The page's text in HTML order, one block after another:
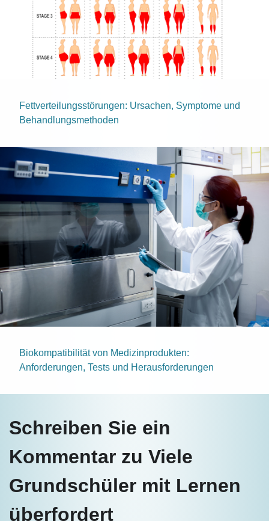
Fettverteilungsstörungen: Ursachen, Symptome und
Behandlungsmethoden
Biokompatibilität von Medizinprodukten:
Anforderungen, Tests und Herausforderungen
Schreiben Sie ein
Kommentar zu Viele
Grundschüler mit Lernen
überfordert